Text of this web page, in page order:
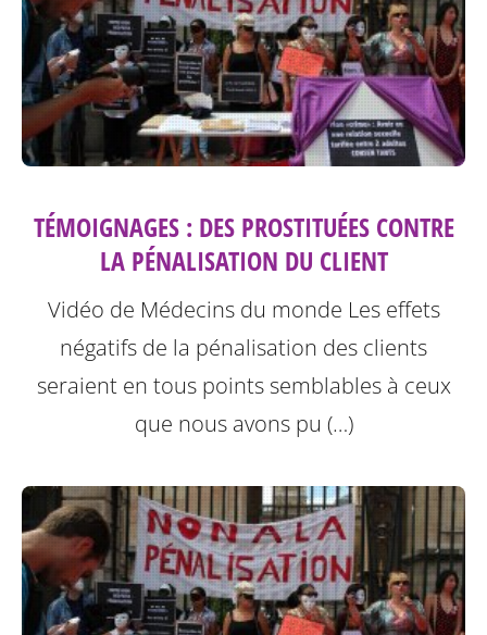
TÉMOIGNAGES : DES PROSTITUÉES CONTRE
LA PÉNALISATION DU CLIENT
Vidéo de Médecins du monde Les effets
négatifs de la pénalisation des clients
seraient en tous points semblables à ceux
que nous avons pu (…)